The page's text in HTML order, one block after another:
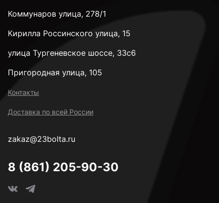
32 мм
35 мм
Коммунаров улица, 278/1
Кирилла Россинского улица, 15
улица Тургеневское шоссе, 33с6
Пригородная улица, 105
Контакты
Доставка по всей России
zakaz@23bolta.ru
8 (861) 205-90-30